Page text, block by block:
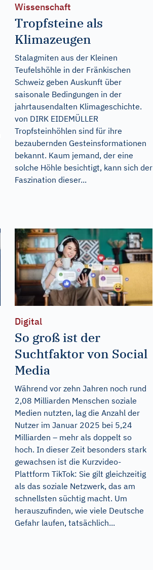
Wissenschaft
Tropfsteine als
Klimazeugen
Stalagmiten aus der Kleinen
Teufelshöhle in der Fränkischen
Schweiz geben Auskunft über
saisonale Bedingungen in der
jahrtausendalten Klimageschichte.
von DIRK EIDEMÜLLER
Tropfsteinhöhlen sind für ihre
bezaubernden Gesteinsformationen
bekannt. Kaum jemand, der eine
solche Höhle besichtigt, kann sich der
Faszination dieser...
Digital
So groß ist der
Suchtfaktor von Social
Media
Während vor zehn Jahren noch rund
2,08 Milliarden Menschen soziale
Medien nutzten, lag die Anzahl der
Nutzer im Januar 2025 bei 5,24
Milliarden – mehr als doppelt so
hoch. In dieser Zeit besonders stark
gewachsen ist die Kurzvideo-
Plattform TikTok: Sie gilt gleichzeitig
als das soziale Netzwerk, das am
schnellsten süchtig macht. Um
herauszufinden, wie viele Deutsche
Gefahr laufen, tatsächlich...